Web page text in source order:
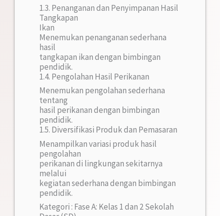
1.3. Penanganan dan Penyimpanan Hasil
Tangkapan
Ikan
Menemukan penanganan sederhana
hasil
tangkapan ikan dengan bimbingan
pendidik.
1.4. Pengolahan Hasil Perikanan
Menemukan pengolahan sederhana
tentang
hasil perikanan dengan bimbingan
pendidik.
1.5. Diversifikasi Produk dan Pemasaran
Menampilkan variasi produk hasil
pengolahan
perikanan di lingkungan sekitarnya
melalui
kegiatan sederhana dengan bimbingan
pendidik.
Kategori : Fase A: Kelas 1 dan 2 Sekolah